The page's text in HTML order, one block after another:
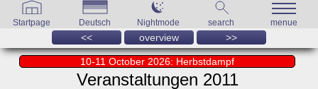
Startpage Deutsch Nightmode search menue
<< overview >>
10-11 October 2026: Herbstdampf
Veranstaltungen 2011